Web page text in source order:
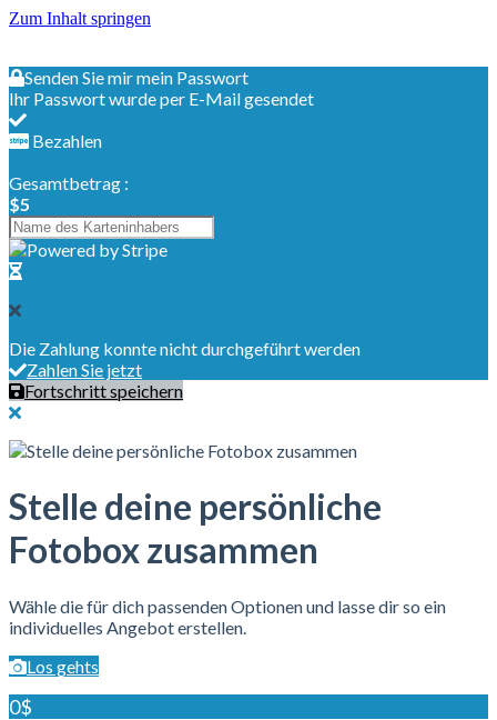
Zum Inhalt springen
Senden Sie mir mein Passwort
Ihr Passwort wurde per E-Mail gesendet
Bezahlen
Gesamtbetrag :
$5
Die Zahlung konnte nicht durchgeführt werden
Zahlen Sie jetzt
Fortschritt speichern
Stelle deine persönliche
Fotobox zusammen
Wähle die für dich passenden Optionen und lasse dir so ein
individuelles Angebot erstellen.
Los gehts
0$